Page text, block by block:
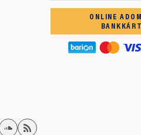
ONLINE